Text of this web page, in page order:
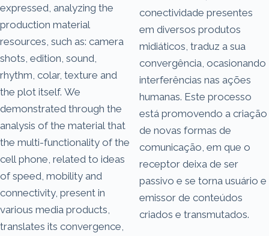
expressed, analyzing the
production material
resources, such as: camera
shots, edition, sound,
rhythm, colar, texture and
the plot itself. We
demonstrated through the
analysis of the material that
the multi-functionality of the
cell phone, related to ideas
of speed, mobility and
connectivity, present in
various media products,
translates its convergence,
conectividade presentes
em diversos produtos
midiáticos, traduz a sua
convergência, ocasionando
interferências nas ações
humanas. Este processo
está promovendo a criação
de novas formas de
comunicação, em que o
receptor deixa de ser
passivo e se torna usuário e
emissor de conteúdos
criados e transmutados.